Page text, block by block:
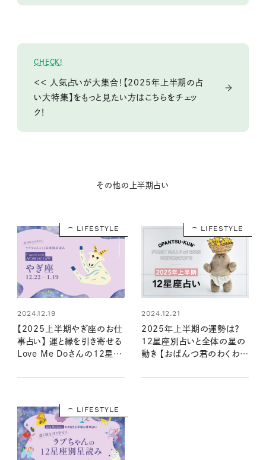
CHECK!
＜＜ 人気占いが大集合！【2025年上半期の占
い大特集】をもっと見たい方はこちらをチェッ
ク！
その他の上半期占い
LIFESTYLE
2024.12.19
【2025上半期やぎ座のお仕
事占い】 運と縁を引き寄せる
Love Me Doさんの12星座
LIFESTYLE
2024.12.21
2025年上半期の運勢は？
12星座別占いと全体の星の
動き 【おぱんつ君のわくわく
LIFESTYLE